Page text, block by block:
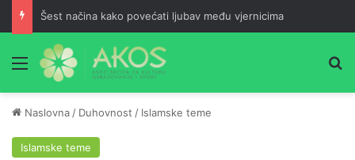
Šest načina kako povećati ljubav među vjernicima
Meni
Naslovna / Duhovnost / Islamske teme
Islamske teme